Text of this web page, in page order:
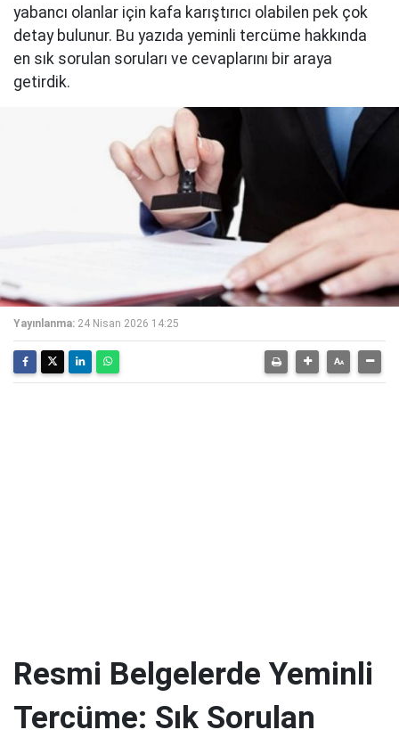
yabancı olanlar için kafa karıştırıcı olabilen pek çok
detay bulunur. Bu yazıda yeminli tercüme hakkında
en sık sorulan soruları ve cevaplarını bir araya
getirdik.
Yayınlanma: 24 Nisan 2026 14:25
Resmi Belgelerde Yeminli
Tercüme: Sık Sorulan